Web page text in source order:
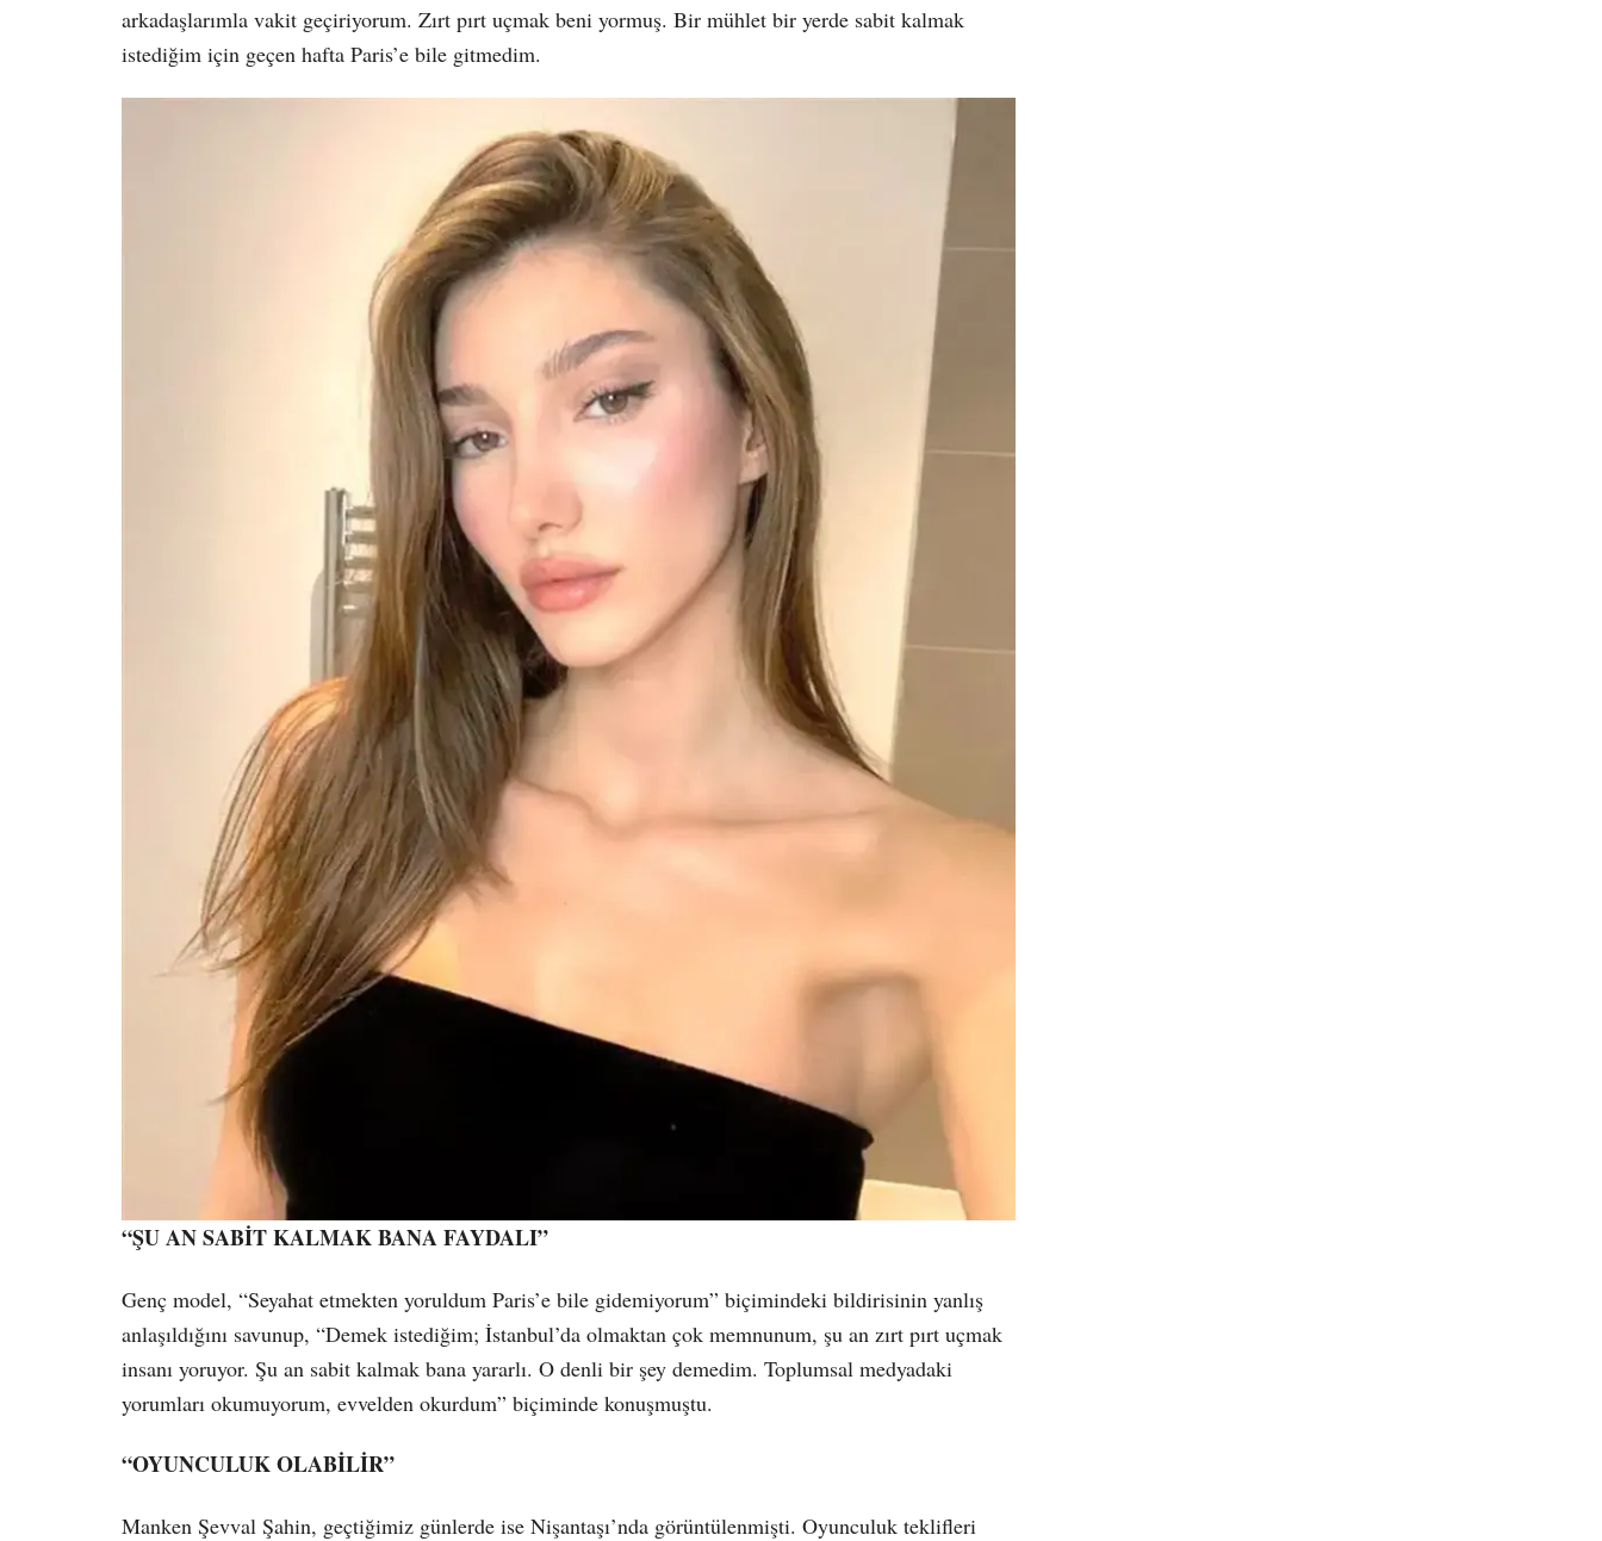
arkadaşlarımla vakit geçiriyorum. Zırt pırt uçmak beni yormuş. Bir mühlet bir yerde sabit kalmak
istediğim için geçen hafta Paris’e bile gitmedim.
“ŞU AN SABİT KALMAK BANA FAYDALI”
Genç model, “Seyahat etmekten yoruldum Paris’e bile gidemiyorum” biçimindeki bildirisinin yanlış
anlaşıldığını savunup, “Demek istediğim; İstanbul’da olmaktan çok memnunum, şu an zırt pırt uçmak
insanı yoruyor. Şu an sabit kalmak bana yararlı. O denli bir şey demedim. Toplumsal medyadaki
yorumları okumuyorum, evvelden okurdum” biçiminde konuşmuştu.
“OYUNCULUK OLABİLİR”
Manken Şevval Şahin, geçtiğimiz günlerde ise Nişantaşı’nda görüntülenmişti. Oyunculuk teklifleri